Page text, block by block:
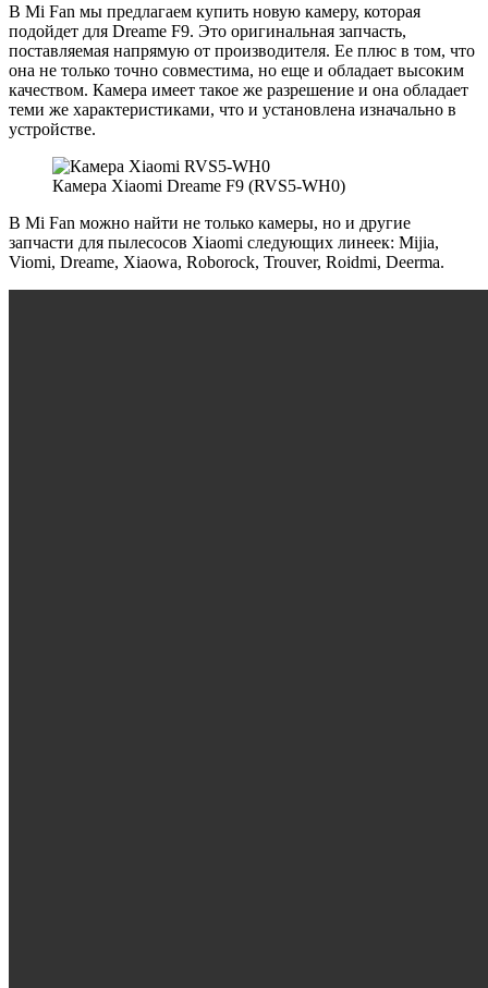
В Mi Fan мы предлагаем купить новую камеру, которая
подойдет для Dreame F9. Это оригинальная запчасть,
поставляемая напрямую от производителя. Ее плюс в том, что
она не только точно совместима, но еще и обладает высоким
качеством. Камера имеет такое же разрешение и она обладает
теми же характеристиками, что и установлена изначально в
устройстве.
Камера Xiaomi Dreame F9 (RVS5-WH0)
В Mi Fan можно найти не только камеры, но и другие
запчасти для пылесосов Xiaomi следующих линеек: Mijia,
Viomi, Dreame, Xiaowa, Roborock, Trouver, Roidmi, Deerma.